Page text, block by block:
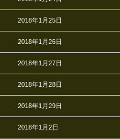
2018年1月25日
2018年1月26日
2018年1月27日
2018年1月28日
2018年1月29日
2018年1月2日